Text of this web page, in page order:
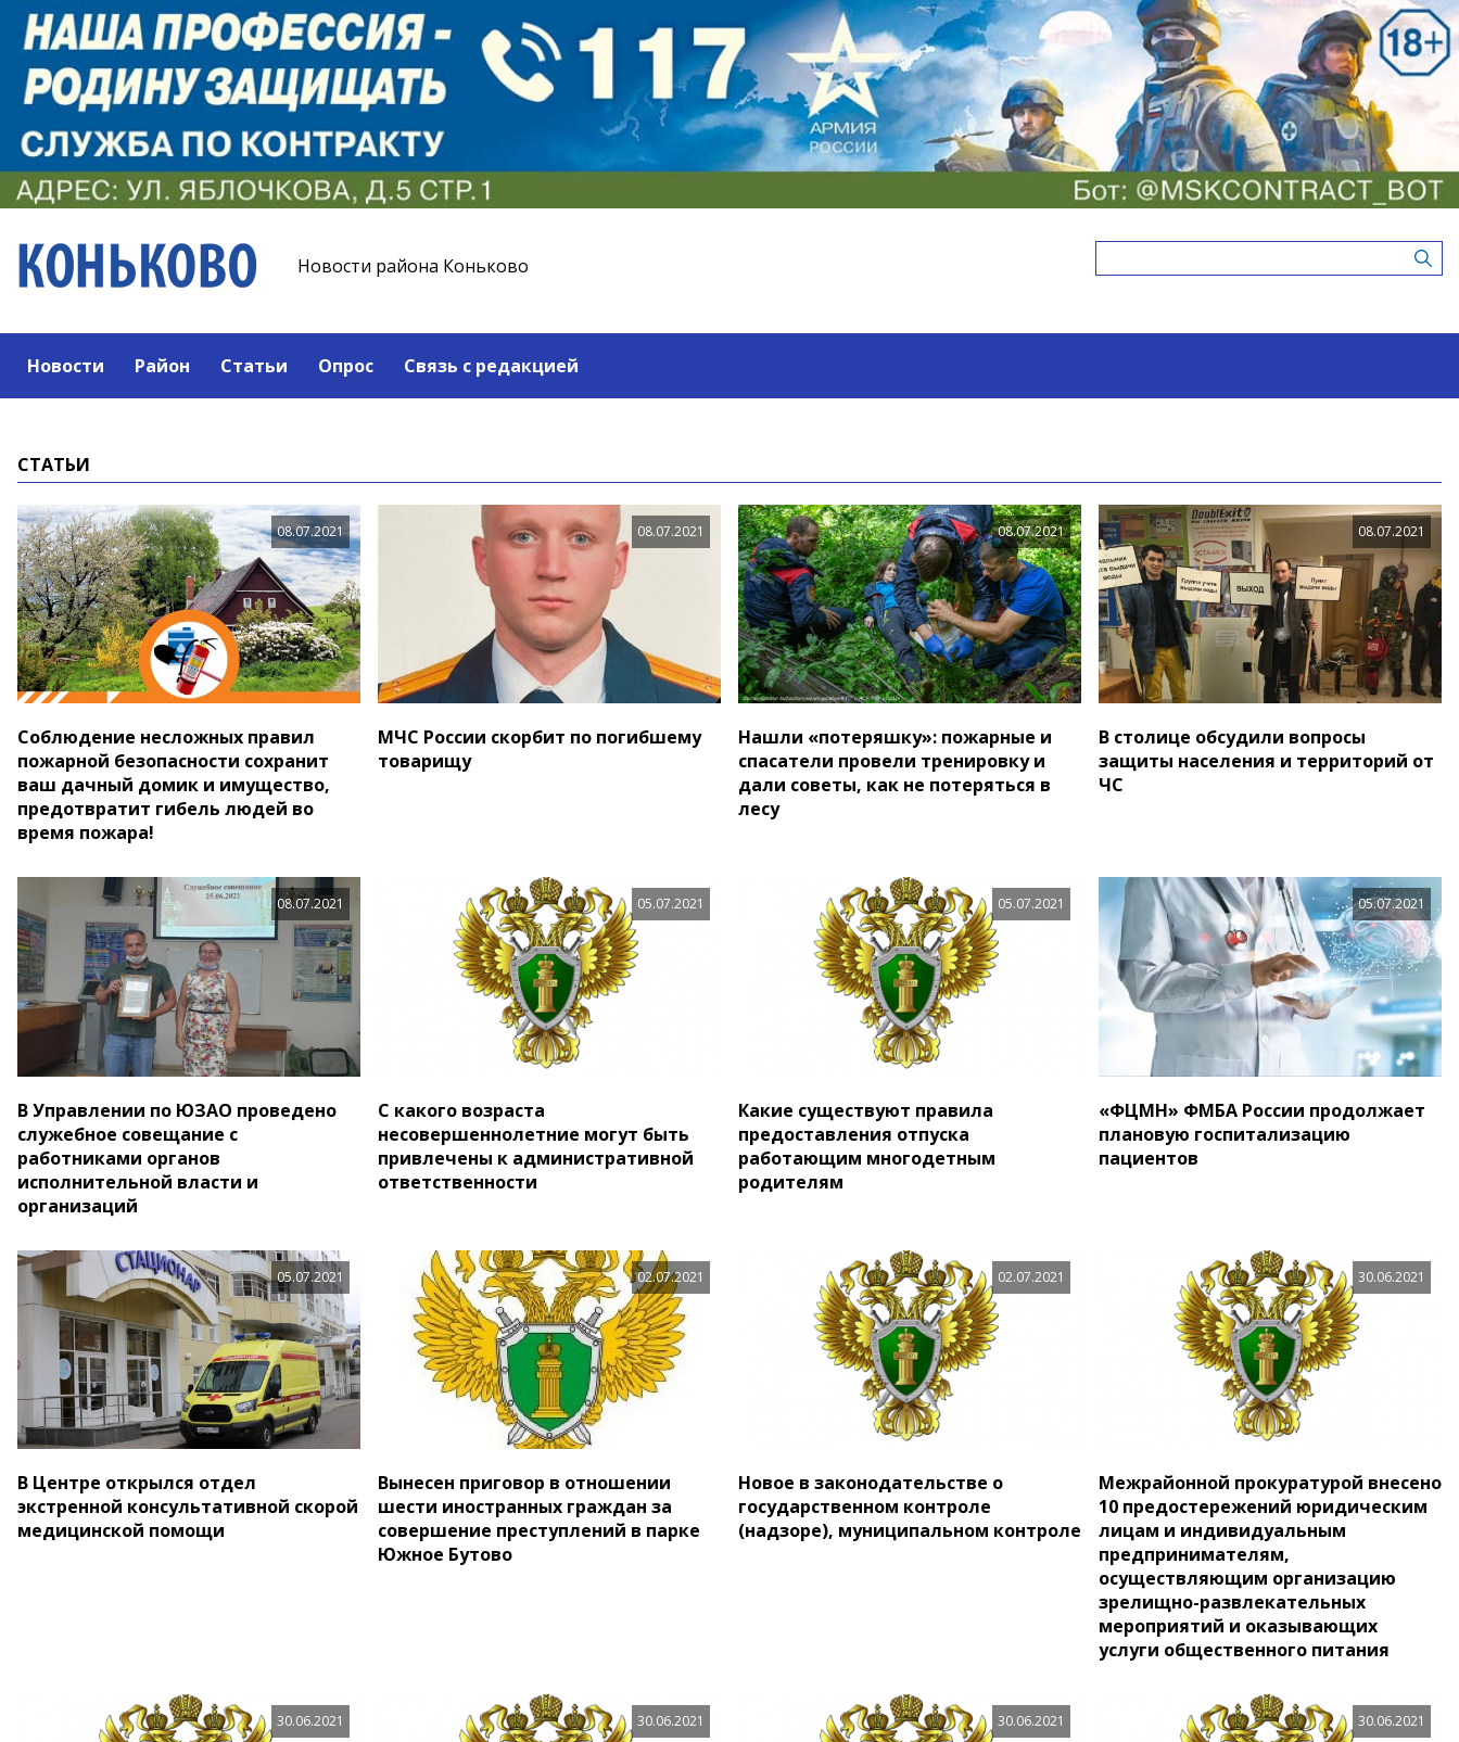
Новости района Коньково
Новости Район Статьи Опрос Связь с редакцией
СТАТЬИ
08.07.2021
Соблюдение несложных правил
пожарной безопасности сохранит
ваш дачный домик и имущество,
предотвратит гибель людей во
время пожара!
08.07.2021
МЧС России скорбит по погибшему
товарищу
08.07.2021
Нашли «потеряшку»: пожарные и
спасатели провели тренировку и
дали советы, как не потеряться в
лесу
08.07.2021
В столице обсудили вопросы
защиты населения и территорий от
ЧС
08.07.2021
В Управлении по ЮЗАО проведено
служебное совещание с
работниками органов
исполнительной власти и
организаций
05.07.2021
С какого возраста
несовершеннолетние могут быть
привлечены к административной
ответственности
05.07.2021
Какие существуют правила
предоставления отпуска
работающим многодетным
родителям
05.07.2021
«ФЦМН» ФМБА России продолжает
плановую госпитализацию
пациентов
05.07.2021
В Центре открылся отдел
экстренной консультативной скорой
медицинской помощи
02.07.2021
Вынесен приговор в отношении
шести иностранных граждан за
совершение преступлений в парке
Южное Бутово
02.07.2021
Новое в законодательстве о
государственном контроле
(надзоре), муниципальном контроле
30.06.2021
Межрайонной прокуратурой внесено
10 предостережений юридическим
лицам и индивидуальным
предпринимателям,
осуществляющим организацию
зрелищно-развлекательных
мероприятий и оказывающих
услуги общественного питания
30.06.2021 30.06.2021 30.06.2021 30.06.2021